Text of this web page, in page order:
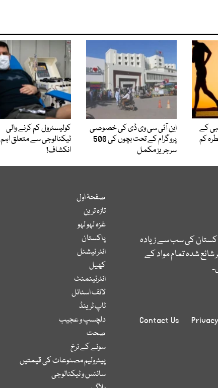
کے
کم
این آئی سی وی ڈی کی خصوصی
پروگرام کے تحت بچوں کی 500
سرجریز مکمل
کولیسٹرول کم کرنے والی
ٹیکنالوجی سے متعلق اہم
انکشاف!
کی سب سے زیادہ
شدہ تمام مواد کے
Contact Us
صفحۂ اول
تازہ ترین
غزہ لہو لہو
پاکستان
انٹر نیشنل
کھیل
انٹرٹینمنٹ
لائف اسٹائل
ٹاپ ٹرینڈ
دلچسپ و عجیب
صحت
سونے کے نرخ
پیٹرولیم مصنوعات کی قیمتیں
سائنس و ٹیکنالوجی